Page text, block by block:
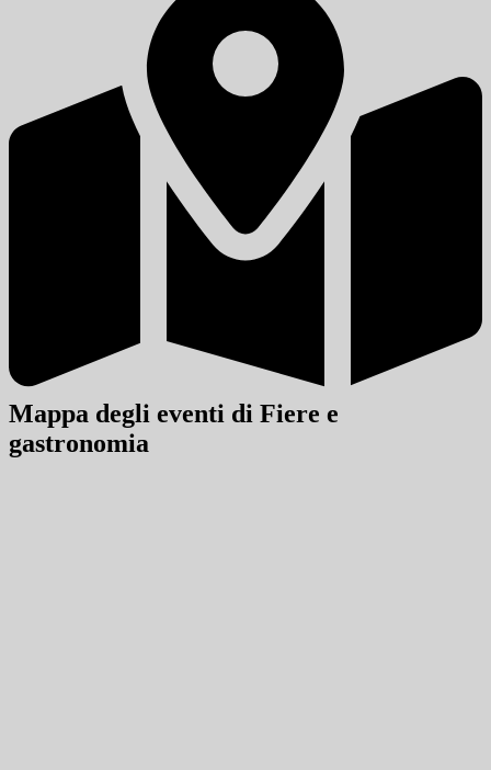
Mappa degli eventi di Fiere e
gastronomia